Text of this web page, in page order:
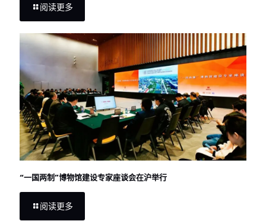
阅读更多
“一国两制”博物馆建设专家座谈会在沪举行
阅读更多